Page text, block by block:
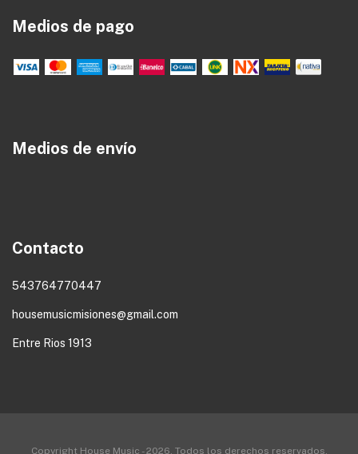
Medios de pago
Medios de envío
Contacto
543764770447
housemusicmisiones@gmail.com
Entre Rios 1913
Copyright House Music - 2026. Todos los derechos reservados.